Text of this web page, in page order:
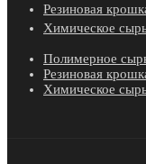
Резиновая
Химическое
Полимерное
Резиновая
Химическое